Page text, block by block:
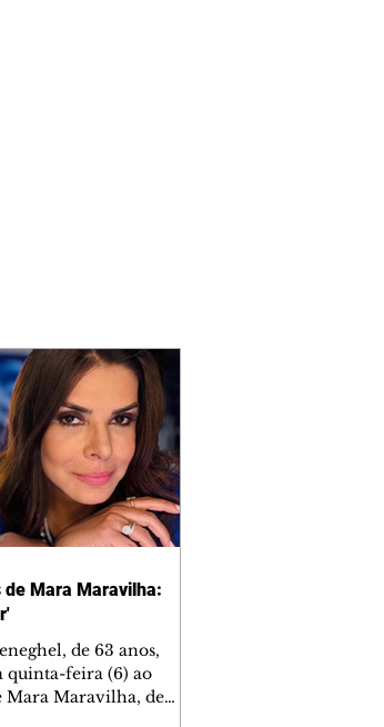
Mara Maravilha:
de 63 anos,
quinta-feira (6) ao
Mara Maravilha, de